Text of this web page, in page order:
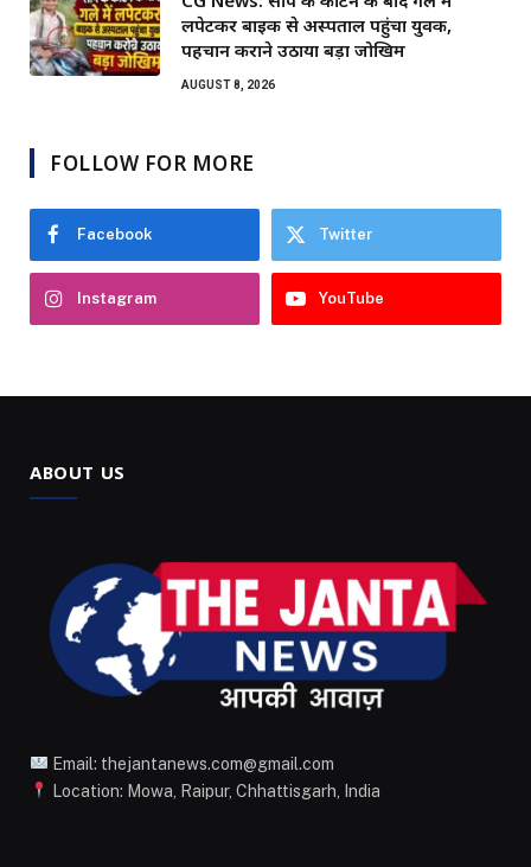
लपेटकर बाइक से अस्पताल पहुंचा युवक,
पहचान कराने उठाया बड़ा जोखिम
AUGUST 8, 2026
FOLLOW FOR MORE
Facebook Twitter
Instagram YouTube
ABOUT US
Email: thejantanews.com@gmail.com
Location: Mowa, Raipur, Chhattisgarh, India